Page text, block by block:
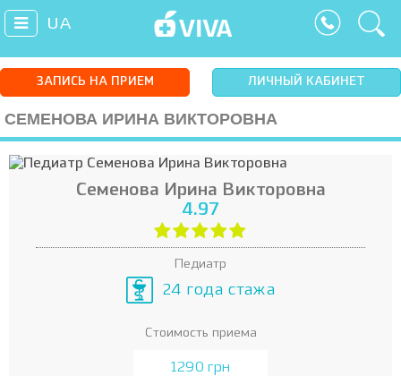
UA
ЗАПИСЬ НА ПРИЕМ ЛИЧНЫЙ КАБИНЕТ
СЕМЕНОВА ИРИНА ВИКТОРОВНА
Семенова Ирина Викторовна
4.97
Педиатр
24 года стажа
Стоимость приема
1290 грн